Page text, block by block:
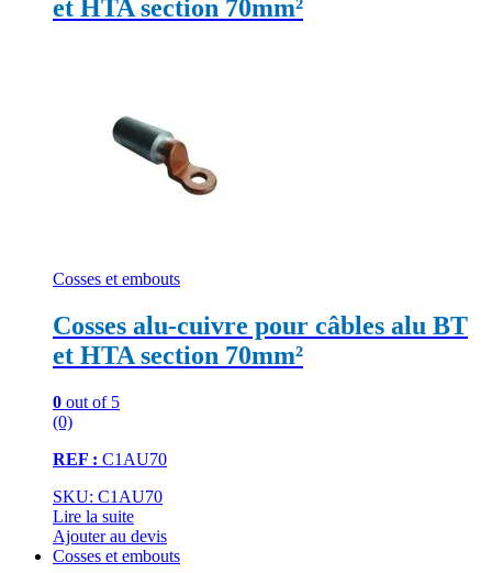
et HTA section 70mm²
Cosses et embouts
Cosses alu-cuivre pour câbles alu BT
et HTA section 70mm²
0 out of 5
(0)
REF : C1AU70
SKU: C1AU70
Lire la suite
Ajouter au devis
Cosses et embouts